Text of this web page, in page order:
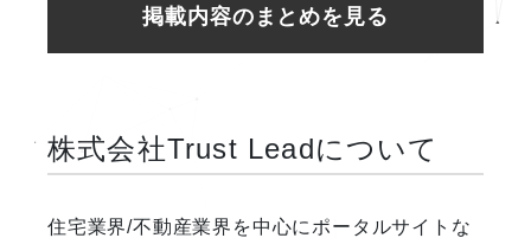
掲載内容のまとめを見る
株式会社Trust Leadについて
住宅業界/不動産業界を中心にポータルサイトな